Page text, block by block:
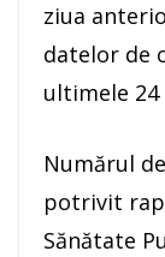
ziua
datelor de
ultimele 24
Numărul
potrivit
Sănătate